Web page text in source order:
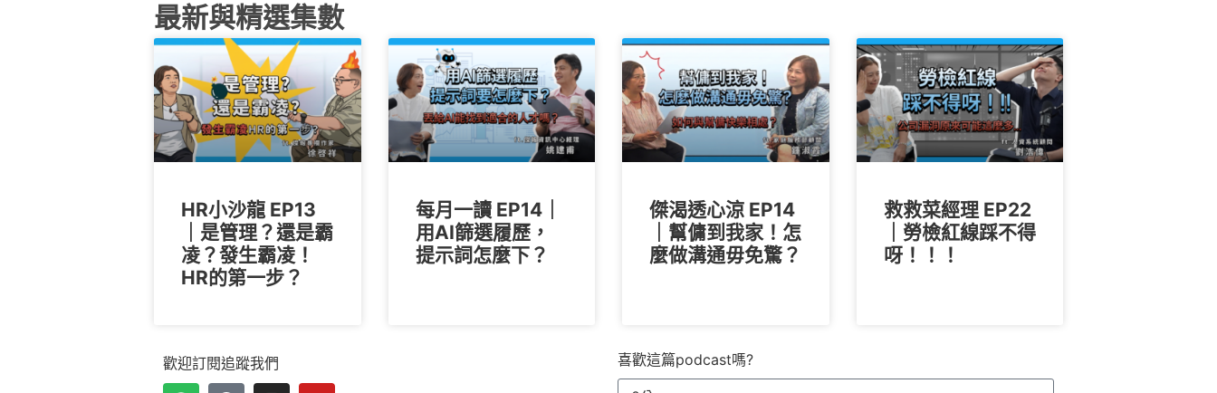
最新與精選集數
HR小沙龍 EP13
｜是管理？還是霸
凌？發生霸凌！
HR的第一步？
每月一讀 EP14｜
用AI篩選履歷，
提示詞怎麼下？
傑渴透心涼 EP14
｜幫傭到我家！怎
麼做溝通毋免驚？
救救菜經理 EP22
｜勞檢紅線踩不得
呀！！！
歡迎訂閱追蹤我們 喜歡這篇podcast嗎?